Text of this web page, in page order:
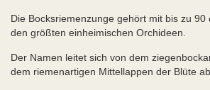
Die Bocksriemenzunge gehört mit bis zu 90
den größten einheimischen Orchideen.
Der Namen leitet sich von dem
dem riemenartigen Mittellappen der Blüte ab.